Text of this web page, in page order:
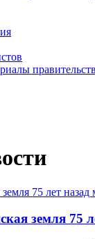
земля 75